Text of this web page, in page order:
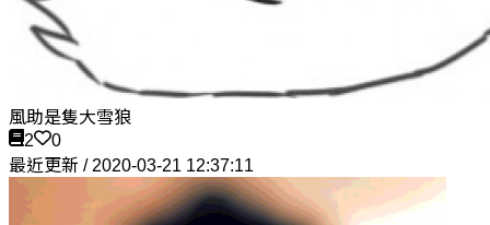
風助是隻大雪狼
2
0
最近更新 / 2020-03-21 12:37:11